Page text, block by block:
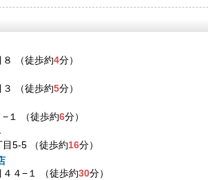
（徒歩約4分）
（徒歩約5分）
１ （徒歩約6分）
5-5 （徒歩約16分）
４−１ （徒歩約30分）